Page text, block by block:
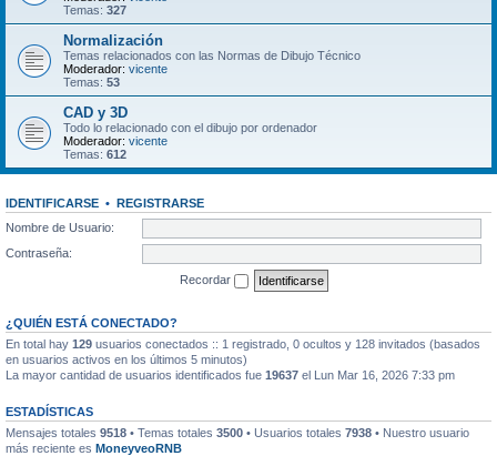
Temas: 327
Normalización
Temas relacionados con las Normas de Dibujo Técnico
Moderador: vicente
Temas: 53
CAD y 3D
Todo lo relacionado con el dibujo por ordenador
Moderador: vicente
Temas: 612
IDENTIFICARSE • REGISTRARSE
Nombre de Usuario:
Contraseña:
Recordar
¿QUIÉN ESTÁ CONECTADO?
En total hay 129 usuarios conectados :: 1 registrado, 0 ocultos y 128 invitados (basados
en usuarios activos en los últimos 5 minutos)
La mayor cantidad de usuarios identificados fue 19637 el Lun Mar 16, 2026 7:33 pm
ESTADÍSTICAS
Mensajes totales 9518 • Temas totales 3500 • Usuarios totales 7938 • Nuestro usuario
más reciente es MoneyveoRNB